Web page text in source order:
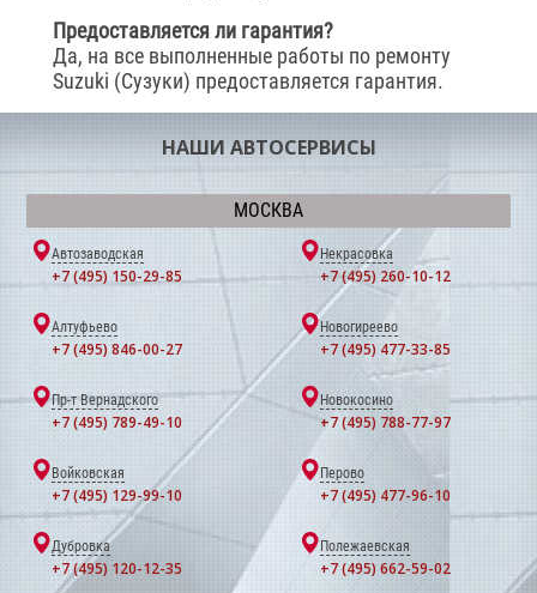
Предоставляется ли гарантия?
Да, на все выполненные работы по ремонту
Suzuki (Сузуки) предоставляется гарантия.
НАШИ АВТОСЕРВИСЫ
МОСКВА
Автозаводская
+7 (495) 150-29-85
Некрасовка
+7 (495) 260-10-12
Алтуфьево
+7 (495) 846-00-27
Новогиреево
+7 (495) 477-33-85
Пр-т Вернадского
+7 (495) 789-49-10
Новокосино
+7 (495) 788-77-97
Войковская
+7 (495) 129-99-10
Перово
+7 (495) 477-96-10
Дубровка
+7 (495) 120-12-35
Полежаевская
+7 (495) 662-59-02